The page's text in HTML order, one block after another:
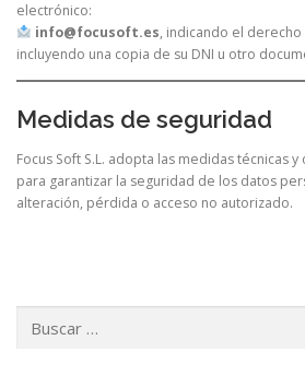
electrónico:
info@focusoft.es, indicando el
incluyendo una copia de su DNI u otro
Medidas de seguridad
Focus Soft S.L. adopta las medidas técnicas
para garantizar la seguridad de los datos
alteración, pérdida o acceso no autorizado.